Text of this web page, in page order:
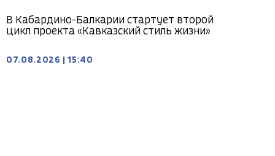
В Кабардино-Балкарии стартует второй
цикл проекта «Кавказский стиль жизни»
07.08.2026 15:40